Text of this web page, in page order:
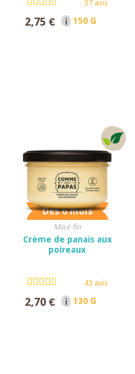
37 avis
2,75 € 150 G NET
Dès 6 mois
Mixé fin
Crème de panais aux
poireaux
43 avis
2,70 € 130 G NET